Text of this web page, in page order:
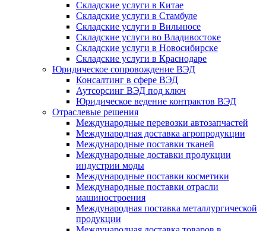
Складские услуги в Китае
Складские услуги в Стамбуле
Складские услуги в Вильнюсе
Складские услуги во Владивостоке
Складские услуги в Новосибирске
Складские услуги в Краснодаре
Юридическое сопровождение ВЭД
Консалтинг в сфере ВЭД
Аутсорсинг ВЭД под ключ
Юридическое ведение контрактов ВЭД
Отраслевые решения
Международные перевозки автозапчастей
Международная доставка агропродукции
Международные поставки тканей
Международные доставки продукции
индустрии моды
Международные поставки косметики
Международные поставки отрасли
машиностроения
Международная поставка металлургической
продукции